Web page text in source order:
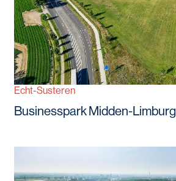
Echt-Susteren
Businesspark Midden-Limburg